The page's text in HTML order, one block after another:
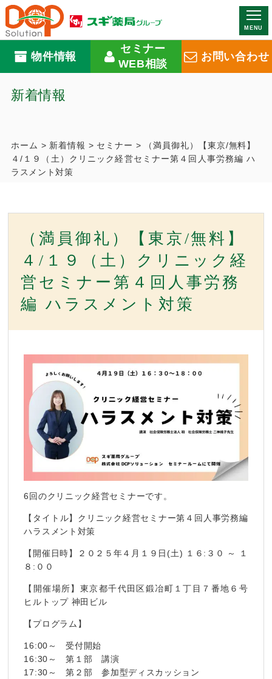
MENU
物件情報
セミナー
WEB相談
お問い合わせ
新着情報
ホーム > 新着情報 > セミナー >
（満員御礼）【東京/無料】
４/１９（土）クリニック経営セミナー第４回人事労務編 ハ
ラスメント対策
（満員御礼）【東京/無料】
４/１９（土）クリニック経
営セミナー第４回人事労務
編 ハラスメント対策
6回のクリニック経営セミナーです。
【タイトル】クリニック経営セミナー第４回人事労務編
ハラスメント対策
【開催日時】２０２５年４月１９日(土) １６:３０ ～ １
８:００
【開催場所】東京都千代田区鍛冶町１丁目７番地６号
ヒルトップ 神田ビル
【プログラム】
16:00～ 受付開始
16:30～ 第１部 講演
17:30～ 第２部 参加型ディスカッション